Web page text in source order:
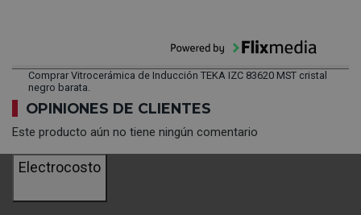
Comprar Vitrocerámica de Inducción TEKA IZC 83620 MST cristal
negro barata.
OPINIONES DE CLIENTES
Este producto aún no tiene ningún comentario
Electrocosto